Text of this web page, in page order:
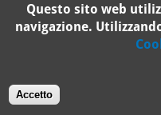
Questo sito web
navigazione.
Accetto